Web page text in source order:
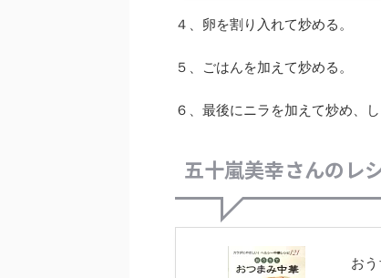
４、卵を割り入れて炒める。
５、ごはんを加えて炒める。
６、最後にニラを加えて炒め、
五十嵐美幸さんのレ
お